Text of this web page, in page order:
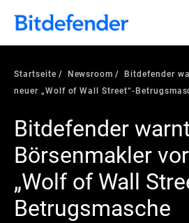
Startseite Newsroom
Bitdefender
neuer „Wolf of Wall Street“-
Bitdefender
Börsenmakler
„Wolf of Wall
Betrugsmasche